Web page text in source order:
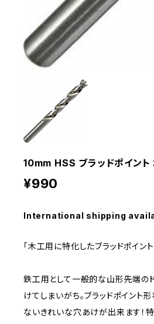
10mm HSS ブラッドポイント
¥990
International shipping
「木工用に特化したブラッドポイン
鉄工用として一般的な山形先端の
けてしまいがち。ブラッドポイント
ないきれいな穴あけが出来ます！